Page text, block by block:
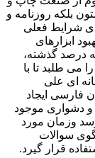
بلکه روزنامه و
شرایط فعلی
ابزارهای
درصد گذشته،
می طلبد تا با
ای علی
فارسی ایجاد
و دشواری موجود
وزمان مورد
سوالات
قرار گیرد.